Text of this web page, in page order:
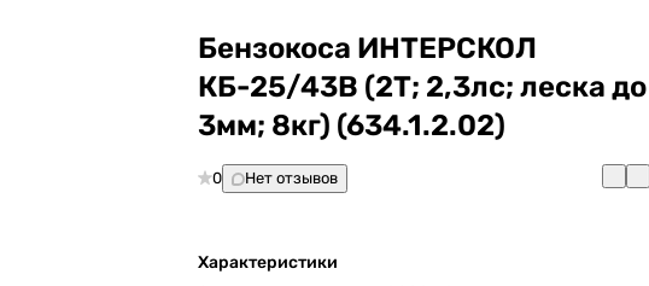
Бензокоса ИНТЕРСКОЛ
КБ-25/43В (2Т; 2,3лс; леска до
3мм; 8кг) (634.1.2.02)
0 Нет отзывов
Характеристики